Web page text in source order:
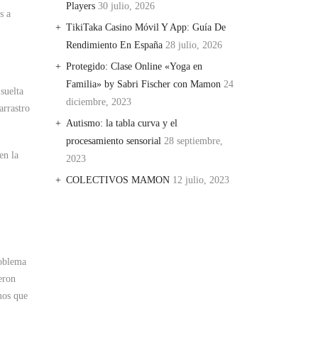
a
la
que
Players 30 julio, 2026
TikiTaka Casino Móvil Y App: Guía De
Rendimiento En España 28 julio, 2026
Protegido: Clase Online «Yoga en
Familia» by Sabri Fischer con Mamon 24
diciembre, 2023
Autismo: la tabla curva y el
procesamiento sensorial 28 septiembre,
2023
COLECTIVOS MAMON 12 julio, 2023